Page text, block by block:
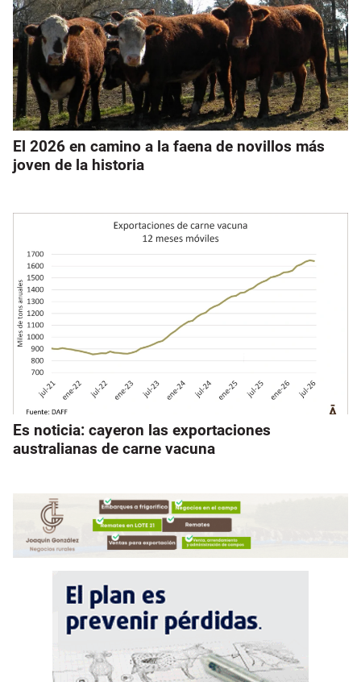
El 2026 en camino a la faena de novillos más
joven de la historia
Es noticia: cayeron las exportaciones
australianas de carne vacuna